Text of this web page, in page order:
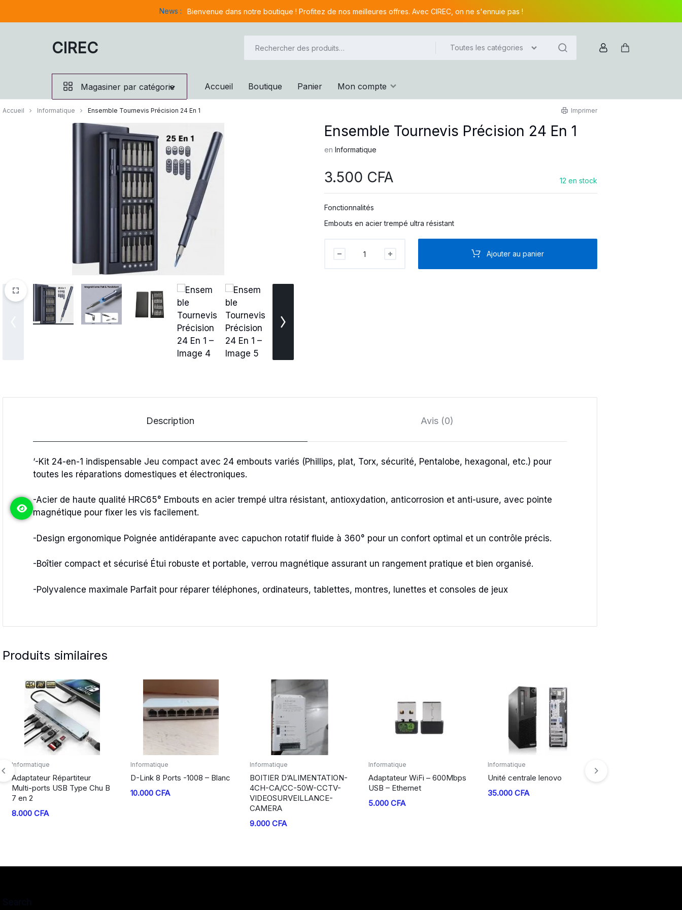
News : Bienvenue dans notre boutique ! Profitez de nos meilleures offres. Avec CIREC, on ne s'ennuie pas !
CIREC
Toutes les catégories
Magasiner par catégorie Accueil Boutique Panier Mon compte
Accueil Informatique Ensemble Tournevis Précision 24 En 1 Imprimer
Ensemble Tournevis Précision 24 En 1
en Informatique
3.500 CFA 12 en stock
Fonctionnalités
Embouts en acier trempé ultra résistant
Tournevis
Ajouter au panier
Description Avis (0)
‘-Kit 24-en-1 indispensable Jeu compact avec 24 embouts variés (Phillips, plat, Torx, sécurité, Pentalobe, hexagonal, etc.) pour
toutes les réparations domestiques et électroniques.
-Acier de haute qualité HRC65° Embouts en acier trempé ultra résistant, antioxydation, anticorrosion et anti-usure, avec pointe
magnétique pour fixer les vis facilement.
-Design ergonomique Poignée antidérapante avec capuchon rotatif fluide à 360° pour un confort optimal et un contrôle précis.
-Boîtier compact et sécurisé Étui robuste et portable, verrou magnétique assurant un rangement pratique et bien organisé.
-Polyvalence maximale Parfait pour réparer téléphones, ordinateurs, tablettes, montres, lunettes et consoles de jeux
Produits similaires
Informatique
Adaptateur Répartiteur
Multi-ports USB Type Chu B
7 en 2
8.000 CFA
Informatique
D-Link 8 Ports -1008 – Blanc
10.000CFA
Informatique
BOITIER D’ALIMENTATION-
4CH-CA/CC-50W-CCTV-
VIDEOSURVEILLANCE-
CAMERA
9.000 CFA
Informatique
Adaptateur WiFi – 600Mbps
USB – Ethernet
5.000CFA
Informatique
Unité centrale lenovo
35.000 CFA